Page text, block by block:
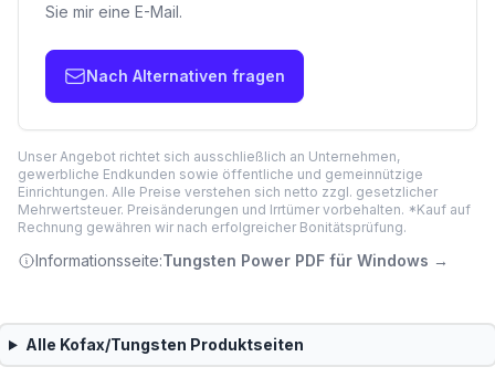
Sie mir eine E-Mail.
Nach Alternativen fragen
Unser Angebot richtet sich ausschließlich an Unternehmen,
gewerbliche Endkunden sowie öffentliche und gemeinnützige
Einrichtungen. Alle Preise verstehen sich netto zzgl. gesetzlicher
Mehrwertsteuer. Preisänderungen und Irrtümer vorbehalten. *Kauf auf
Rechnung gewähren wir nach erfolgreicher Bonitätsprüfung.
Informationsseite:Tungsten Power PDF für Windows →
Alle Kofax/Tungsten Produktseiten